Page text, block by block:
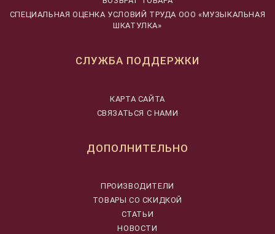
CПЕЦИАЛЬНАЯ ОЦЕНКА УСЛОВИЙ ТРУДА ООО «МУЗЫКАЛЬНАЯ
ШКАТУЛКА»
СЛУЖБА ПОДДЕРЖКИ
КАРТА САЙТА
СВЯЗАТЬСЯ С НАМИ
ДОПОЛНИТЕЛЬНО
ПРОИЗВОДИТЕЛИ
ТОВАРЫ СО СКИДКОЙ
СТАТЬИ
НОВОСТИ